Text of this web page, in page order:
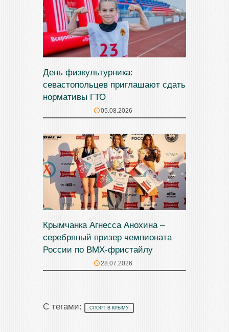
День физкультурника:
севастопольцев приглашают сдать
нормативы ГТО
05.08.2026
Крымчанка Агнесса Анохина –
серебряный призер чемпионата
России по BMX-фристайлу
28.07.2026
С тегами: СПОРТ В КРЫМУ